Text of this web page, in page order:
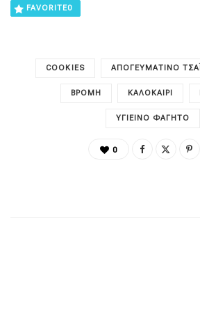
FAVORITE0
COOKIES ΑΠΟΓΕΥΜΑΤΙΝΌ ΤΣΆΙ
ΒΡΌΜΗ ΚΑΛΟΚΑΊΡΙ
ΥΓΙΕΙΝΌ ΦΑΓΗΤΌ
0